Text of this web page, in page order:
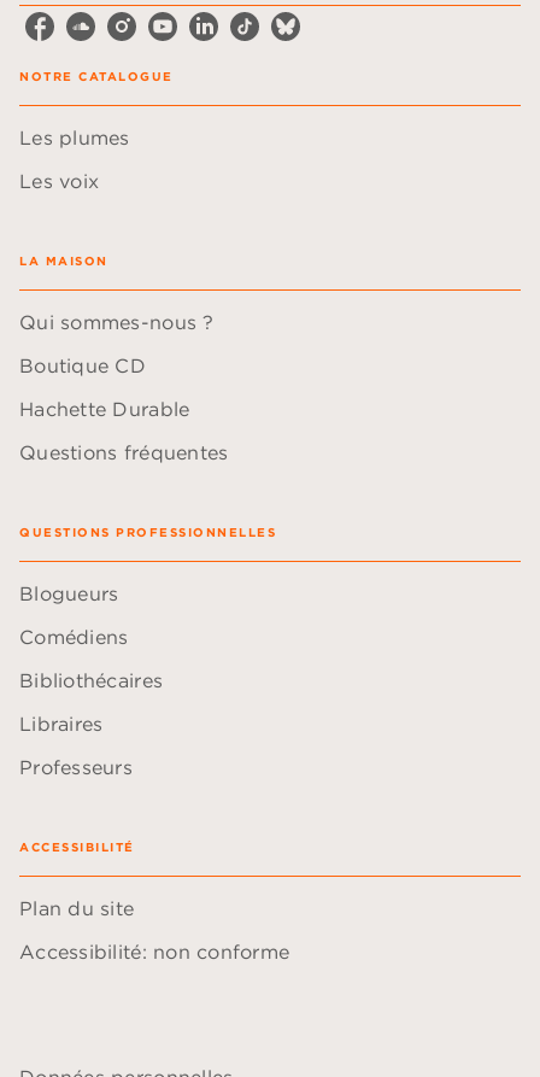
NOTRE CATALOGUE
Les plumes
Les voix
LA MAISON
Qui sommes-nous ?
Boutique CD
Hachette Durable
Questions fréquentes
QUESTIONS PROFESSIONNELLES
Blogueurs
Comédiens
Bibliothécaires
Libraires
Professeurs
ACCESSIBILITÉ
Plan du site
Accessibilité: non conforme